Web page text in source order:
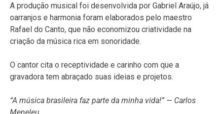
A produção musical foi desenvolvida por Gabriel Araújo, já
oarranjos e harmonia foram elaborados pelo maestro
Rafael do Canto, que não economizou criatividade na
criação da música rica em sonoridade.
O cantor cita o receptividade e carinho com que a
gravadora tem abraçado suas ideias e projetos.
“A música brasileira faz parte da minha vida!” — Carlos